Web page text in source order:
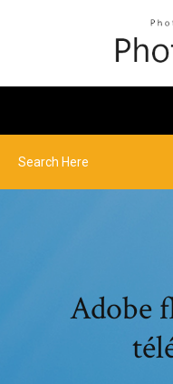
Adobe